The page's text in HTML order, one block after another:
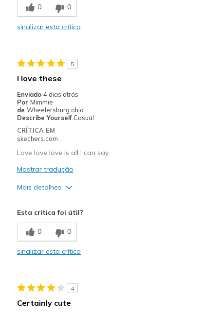
Comfortable
Travel
Width
Sizing
View On Shoes
Shoes are for Wearing
0 0
sinalizar esta crítica
5
I love these
Enviado 4 dias atrás
Por Mimmie
de Wheelersburg ohio
Describe Yourself Casual
CRÍTICA EM
skechers.com
Love love love is all I can say
Mostrar tradução
Mais detalhes
Breathe Well
Comfortable
Stylish
Esta crítica foi útil?
0 0
sinalizar esta crítica
4
Certainly cute